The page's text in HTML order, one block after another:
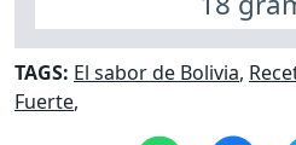
TAGS: El sabor de Bolivia,
Fuerte,